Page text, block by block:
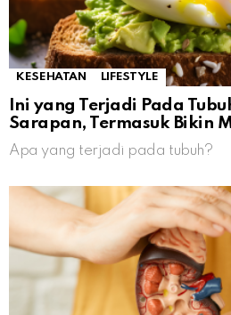
KESEHATAN LIFESTYLE
Ini yang Terjadi Pada
Sarapan, Termasuk Bikin
Apa yang terjadi pada tubuh?